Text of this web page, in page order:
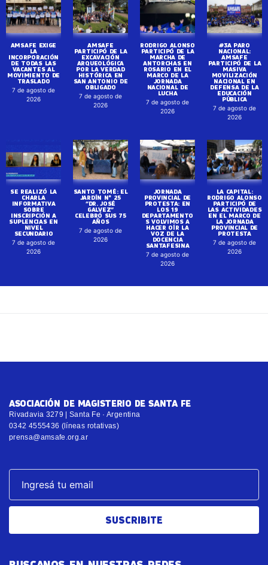
AMSAFE EXIGE
LA
INCORPORACIÓN
DE TODAS LAS
VACANTES AL
MOVIMIENTO DE
TRASLADO
7 de agosto de
2026
AMSAFE
PARTICIPÓ DE LA
EXCAVACIÓN
ARQUEOLÓGICA
POR LA VERDAD
HISTÓRICA EN
SAN ANTONIO DE
OBLIGADO
7 de agosto de
2026
RODRIGO ALONSO
PARTICIPÓ DE LA
MARCHA DE
ANTORCHAS EN
ROSARIO EN EL
MARCO DE LA
JORNADA
NACIONAL DE
LUCHA
7 de agosto de
2026
#3A PARO
NACIONAL:
AMSAFE
PARTICIPÓ DE LA
MASIVA
MOVILIZACIÓN
NACIONAL EN
DEFENSA DE LA
EDUCACIÓN
PÚBLICA
7 de agosto de
2026
SE REALIZÓ LA
CHARLA
INFORMATIVA
SOBRE
INSCRIPCIÓN A
SUPLENCIAS EN
NIVEL
SECUNDARIO
7 de agosto de
2026
SANTO TOMÉ: EL
JARDÍN N° 25
“DR. JOSÉ
GALVEZ”
CELEBRÓ SUS 75
AÑOS
7 de agosto de
2026
JORNADA
PROVINCIAL DE
PROTESTA: EN
LOS 19
DEPARTAMENTO
S VOLVIMOS A
HACER OÍR LA
VOZ DE LA
DOCENCIA
SANTAFESINA
7 de agosto de
2026
LA CAPITAL:
RODRIGO ALONSO
PARTICIPÓ DE
LAS ACTIVIDADES
EN EL MARCO DE
LA JORNADA
PROVINCIAL DE
PROTESTA
7 de agosto de
2026
ASOCIACIÓN DE MAGISTERIO DE SANTA FE
Rivadavia 3279 | Santa Fe · Argentina
0342 4555436 (líneas rotativas)
prensa@amsafe.org.ar
SUSCRIBITE